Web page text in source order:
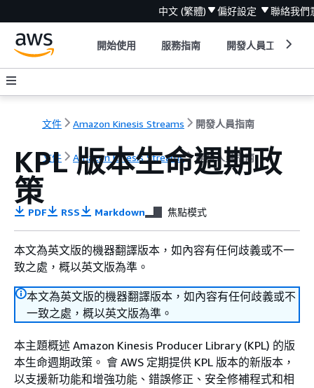
中文 (繁體) 偏好設定 聯絡我們
開始使用 服務指南 開發人員工具
文件 Amazon Kinesis Streams 開發人員指南
文件 Amazon Kinesis Streams 開發人員指南
KPL 版本生命週期政
策
PDF RSS Markdown 焦點模式
本文為英文版的機器翻譯版本，如內容有任何歧義或不一
致之處，概以英文版為準。
本文為英文版的機器翻譯版本，如內容有任何歧義或不
一致之處，概以英文版為準。
本主題概述 Amazon Kinesis Producer Library (KPL) 的版
本生命週期政策。 會 AWS 定期提供 KPL 版本的新版本，
以支援新功能和增強功能、錯誤修正、安全修補程式和相